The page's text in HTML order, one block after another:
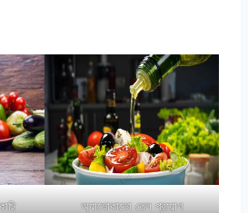
অ্যাভোকাডো তেল প্রয়োগ